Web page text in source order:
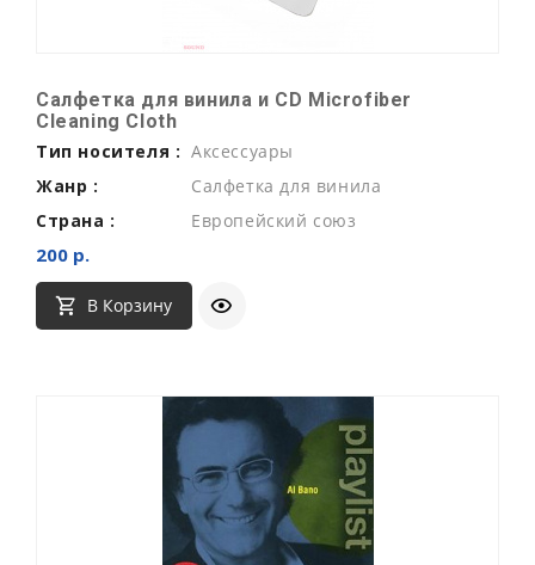
Салфетка для винила и CD Microfiber
Cleaning Cloth
Тип носителя : Аксессуары
Жанр :
Салфетка для винила
Страна :
Европейский союз
200 р.
В Корзину